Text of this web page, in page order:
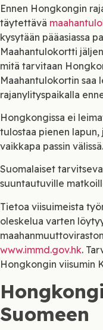
Ennen Hongkongin
täytettävä
kysytään pääasiassa
Maahantulokortti
mitä tarvitaan
Maahantulokortin saa
rajanylityspaikalla
Hongkongissa ei
tulostaa pienen lapun,
vaikkapa passin välissä.
Suomalaiset
suuntautuville
Tietoa viisuimeista
oleskelua varten
www.immd.gov.hk.
Hongkongin viisumin
Suomeen